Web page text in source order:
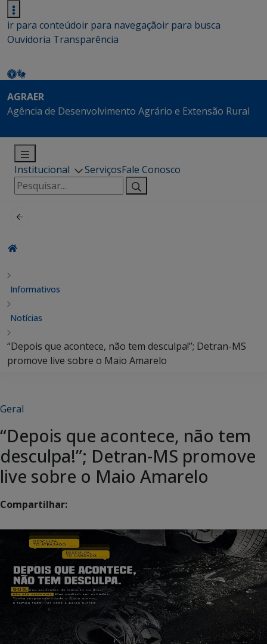
ir para conteúdoir para navegaçãoir para busca
Ouvidoria Transparência
AGRAER
Agência de Desenvolvimento Agrário e Extensão Rural
Institucional ServiçosFale Conosco
Pesquisar
por:
Informativos
Notícias
“Depois que acontece, não tem desculpa!”; Detran-MS
promove live sobre o Maio Amarelo
Geral
“Depois que acontece, não tem
desculpa!”; Detran-MS promove
live sobre o Maio Amarelo
Compartilhar: